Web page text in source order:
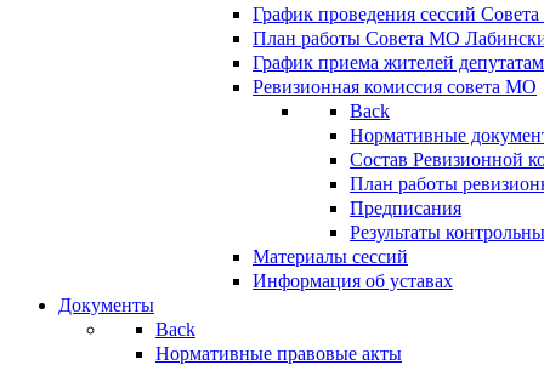
График проведения сессий
План работы Совета МО
График приема жителей
Ревизионная комиссия совета МО
Back
Нормативные
Состав Ревизионной
План работы
Предписания
Результаты
Материалы сессий
Информация об уставах
Документы
Back
Нормативные правовые акты